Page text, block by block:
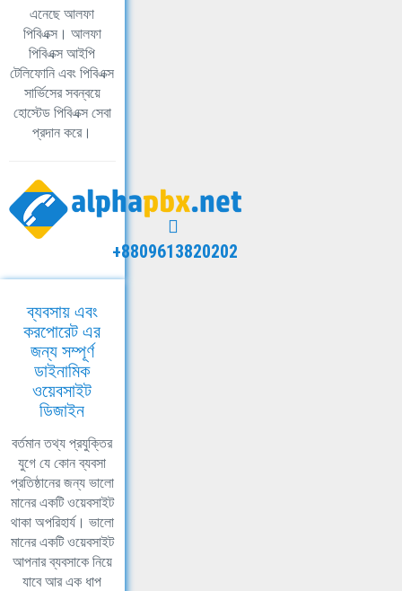
এনেছে আলফা
পিবিএক্স। আলফা
পিবিএক্স আইপি
টেলিফোনি এবং পিবিএক্স
সার্ভিসের সবন্বয়ে
হোস্টেড পিবিএক্স সেবা
প্রদান করে।
+8809613820202
ব্যবসায় এবং
করপোরেট এর
জন্য সম্পূর্ণ
ডাইনামিক
ওয়েবসাইট
ডিজাইন
বর্তমান তথ্য প্রযুক্তির
যুগে যে কোন ব্যবসা
প্রতিষ্ঠানের জন্য ভালো
মানের একটি ওয়েবসাইট
থাকা অপরিহার্য। ভালো
মানের একটি ওয়েবসাইট
আপনার ব্যবসাকে নিয়ে
যাবে আর এক ধাপ